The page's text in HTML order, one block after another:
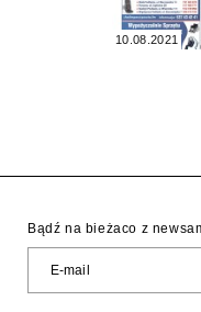
10.08.2021
Bądź na bieżaco z